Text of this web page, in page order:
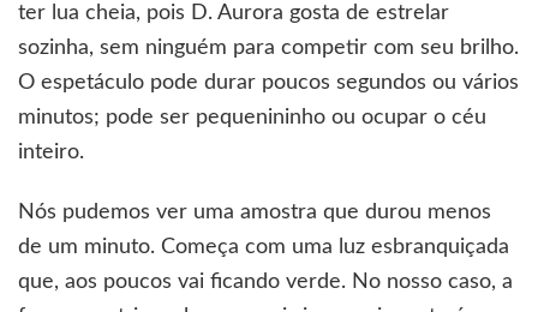
ter lua cheia, pois D. Aurora gosta de estrelar
sozinha, sem ninguém para competir com seu brilho.
O espetáculo pode durar poucos segundos ou vários
minutos; pode ser pequenininho ou ocupar o céu
inteiro.
Nós pudemos ver uma amostra que durou menos
de um minuto. Começa com uma luz esbranquiçada
que, aos poucos vai ficando verde. No nosso caso, a